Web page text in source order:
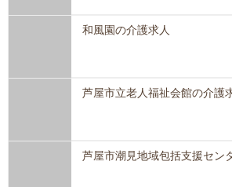
和風園の介護求人
芦屋市立老人福祉会館の介護
芦屋市潮見地域包括支援セン